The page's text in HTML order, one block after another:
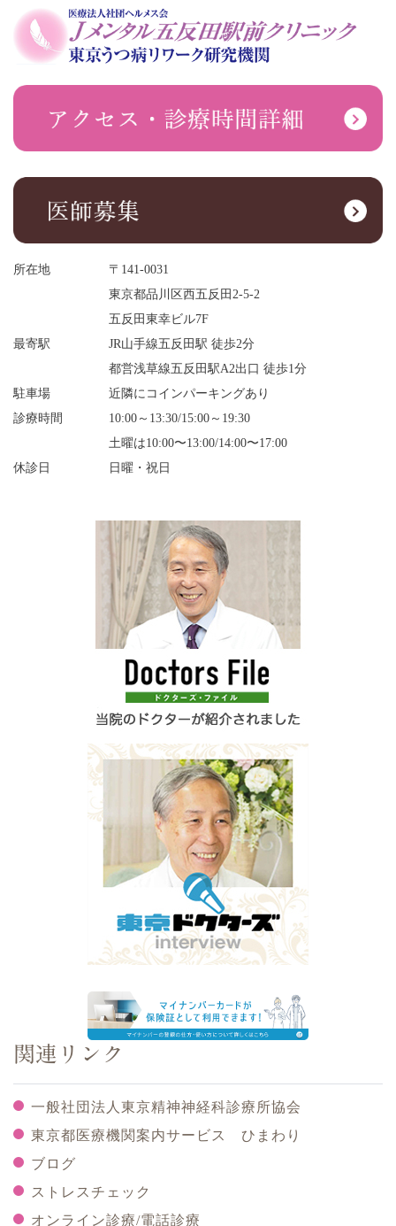
所在地
〒141-0031
東京都品川区西五反田2-5-2
五反田東幸ビル7F
最寄駅
JR山手線五反田駅 徒歩2分
都営浅草線五反田駅A2出口 徒歩1分
駐車場
近隣にコインパーキングあり
診療時間
10:00～13:30/15:00～19:30
土曜は10:00〜13:00/14:00〜17:00
休診日
日曜・祝日
関連リンク
一般社団法人東京精神神経科診療所協会
東京都医療機関案内サービス ひまわり
ブログ
ストレスチェック
オンライン診療/電話診療